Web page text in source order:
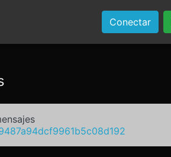
Conectar